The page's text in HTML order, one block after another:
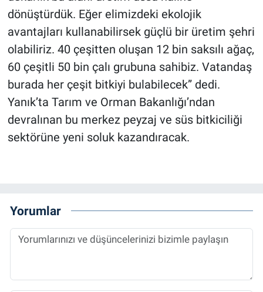
dönüştürdük. Eğer elimizdeki ekolojik
avantajları kullanabilirsek güçlü bir üretim şehri
olabiliriz. 40 çeşitten oluşan 12 bin saksılı ağaç,
60 çeşitli 50 bin çalı grubuna sahibiz. Vatandaş
burada her çeşit bitkiyi bulabilecek” dedi.
Yanık’ta Tarım ve Orman Bakanlığı’ndan
devralınan bu merkez peyzaj ve süs bitkiciliği
sektörüne yeni soluk kazandıracak.
Yorumlar